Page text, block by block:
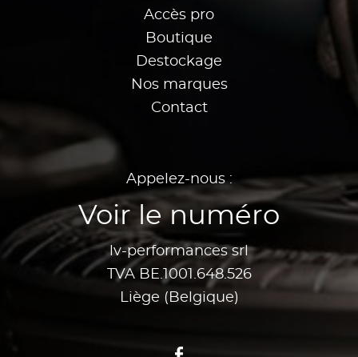
Accès pro
Boutique
Destockage
Nos marques
Contact
Appelez-nous :
Voir le numéro
lv-performances srl
TVA BE.1001.648.526
Liège (Belgique)